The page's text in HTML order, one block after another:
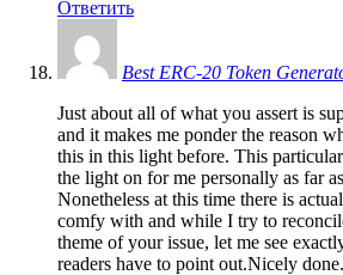
Ответить
Best ERC-20 Token
Just about all of what you assert is
and it makes me ponder the reason
this in this light before. This
the light on for me personally as far
Nonetheless at this time there is
comfy with and while I try to
theme of your issue, let me see
readers have to point out.Nicely done.